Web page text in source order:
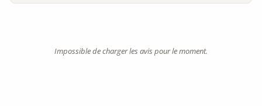
Impossible de charger les avis pour le moment.